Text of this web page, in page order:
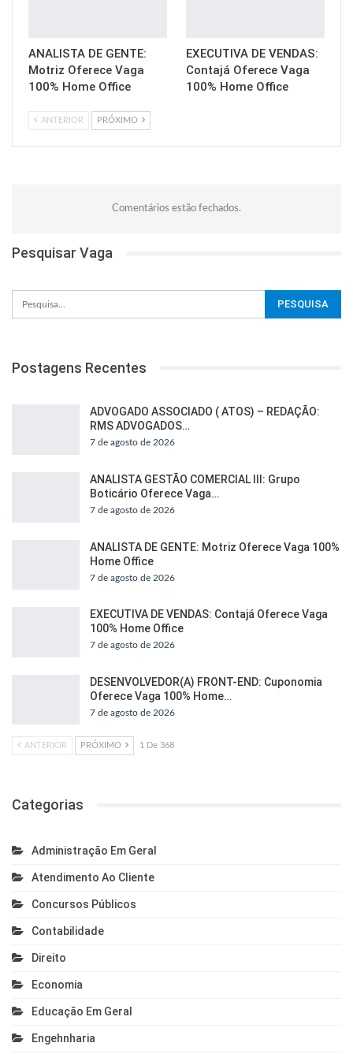
ANALISTA DE GENTE:
Motriz Oferece Vaga
100% Home Office
EXECUTIVA DE VENDAS:
Contajá Oferece Vaga
100% Home Office
ANTERIOR PRÓXIMO
Comentários estão fechados.
Pesquisar Vaga
Postagens Recentes
ADVOGADO ASSOCIADO ( ATOS) – REDAÇÃO:
RMS ADVOGADOS…
7 de agosto de 2026
ANALISTA GESTÃO COMERCIAL III: Grupo
Boticário Oferece Vaga…
7 de agosto de 2026
ANALISTA DE GENTE: Motriz Oferece Vaga 100%
Home Office
7 de agosto de 2026
EXECUTIVA DE VENDAS: Contajá Oferece Vaga
100% Home Office
7 de agosto de 2026
DESENVOLVEDOR(A) FRONT-END: Cuponomia
Oferece Vaga 100% Home…
7 de agosto de 2026
ANTERIOR PRÓXIMO 1 De 368
Categorias
Administração Em Geral
Atendimento Ao Cliente
Concursos Públicos
Contabilidade
Direito
Economia
Educação Em Geral
Engehnharia